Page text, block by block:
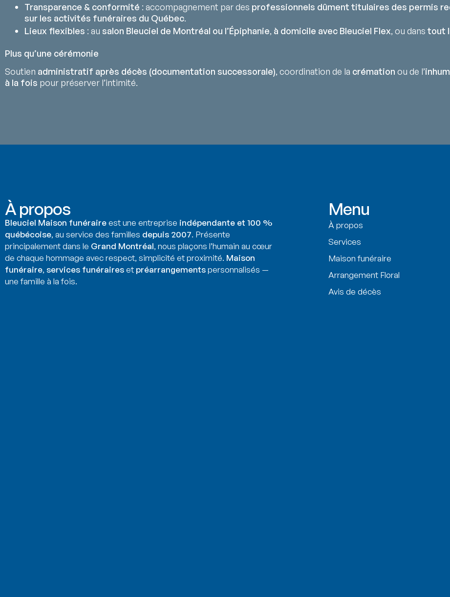
Transparence & conformité : accompagnement par des professionnels dûment titulaires des permis
sur les activités funéraires du Québec.
Lieux flexibles : au salon Bleuciel de Montréal ou l’Épiphanie, à domicile avec Bleuciel Flex, ou dans tout
Plus qu’une cérémonie
Soutien administratif après décès (documentation successorale), coordination de la crémation ou de l’
à la fois pour préserver l’intimité.
À propos
Bleuciel Maison funéraireest une entreprise indépendante et 100 %
québécoise, au service des familles depuis 2007. Présente
principalement dans le Grand Montréal, nous plaçons l’humain au cœur
de chaque hommage avec respect, simplicité et proximité. Maison
funéraire, services funéraireset préarrangementspersonnalisés —
une famille à la fois.
Menu
À propos
Services
Maison funéraire
Arrangement Floral
Avis de décès